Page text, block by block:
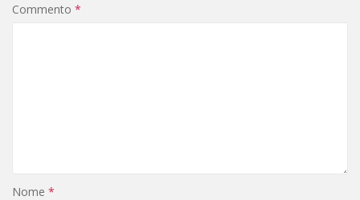
Commento *
Nome *